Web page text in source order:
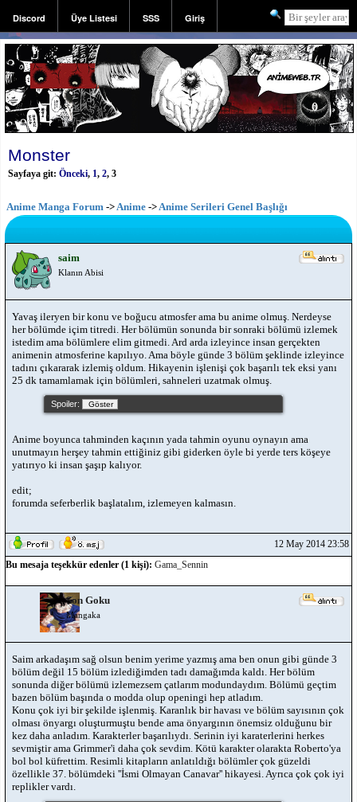
Discord Üye Listesi SSS Giriş
Kayıt
Monster
Sayfaya git: Önceki, 1, 2, 3
Anime Manga Forum -> Anime -> Anime Serileri Genel Başlığı
saim
Klanın Abisi
Yavaş ileryen bir konu ve boğucu atmosfer ama bu anime olmuş. Nerdeyse
her bölümde içim titredi. Her bölümün sonunda bir sonraki bölümü izlemek
istedim ama bölümlere elim gitmedi. Ard arda izleyince insan gerçekten
animenin atmosferine kapılıyo. Ama böyle günde 3 bölüm şeklinde izleyince
tadını çıkararak izlemiş oldum. Hikayenin işlenişi çok başarılı tek eksi yanı
25 dk tamamlamak için bölümleri, sahneleri uzatmak olmuş.
Spoiler:
Anime boyunca tahminden kaçının yada tahmin oyunu oynayın ama
unutmayın herşey tahmin ettiğiniz gibi giderken öyle bi yerde ters köşeye
yatırıyo ki insan şaşıp kalıyor.
edit;
forumda seferberlik başlatalım, izlemeyen kalmasın.
12 May 2014 23:58
Bu mesaja teşekkür edenler (1 kişi): Gama_Sennin
Son Goku
Mangaka
Saim arkadaşım sağ olsun benim yerime yazmış ama ben onun gibi günde 3
bölüm değil 15 bölüm izlediğimden tadı damağımda kaldı. Her bölüm
sonunda diğer bölümü izlemezsem çatlarım modundaydım. Bölümü geçtim
bazen bölüm başında o modda olup openingi hep atladım.
Konu çok iyi bir şekilde işlenmiş. Karanlık bir havası ve bölüm sayısının çok
olması önyargı oluşturmuştu bende ama önyargının önemsiz olduğunu bir
kez daha anladım. Karakterler başarılıydı. Serinin iyi karaterlerini herkes
sevmiştir ama Grimmer'i daha çok sevdim. Kötü karakter olarakta Roberto'ya
bol bol küfrettim. Resimli kitapların anlatıldığı bölümler çok güzeldi
özellikle 37. bölümdeki ''İsmi Olmayan Canavar'' hikayesi. Ayrıca çok çok iyi
replikler vardı.